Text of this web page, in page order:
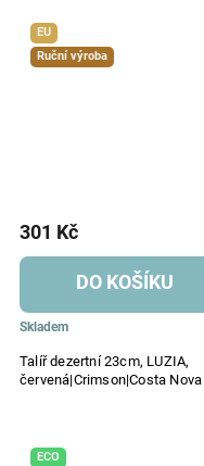
EU
Ruční výroba
Talíř dezertní 23cm, LUZIA,
červená|Crimson|Costa Nova
Skladem
301 Kč
DO KOŠÍKU
ECO